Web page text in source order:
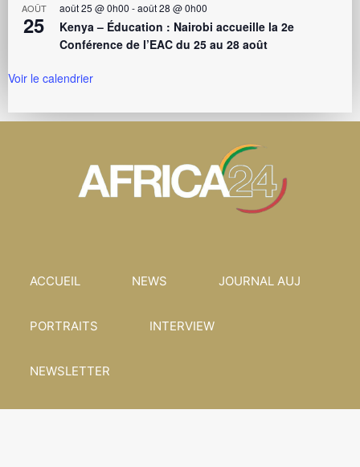
AOÛT
25
août 25 @ 0h00 -août 28 @ 0h00
Kenya – Éducation : Nairobi accueille la 2e
Conférence de l’EAC du 25 au 28 août
Voir le calendrier
ACCUEIL NEWS JOURNAL AUJ
PORTRAITS INTERVIEW
NEWSLETTER